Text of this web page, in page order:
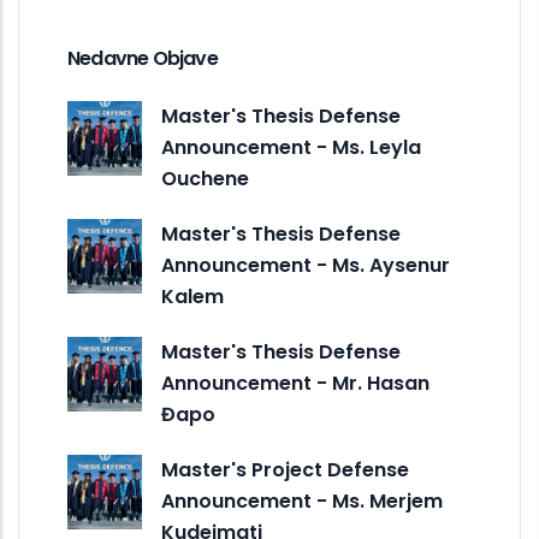
Nedavne Objave
Master's Thesis Defense
Announcement - Ms. Leyla
Ouchene
Master's Thesis Defense
Announcement - Ms. Aysenur
Kalem
Master's Thesis Defense
Announcement - Mr. Hasan
Đapo
Master's Project Defense
Announcement - Ms. Merjem
Kudeimati